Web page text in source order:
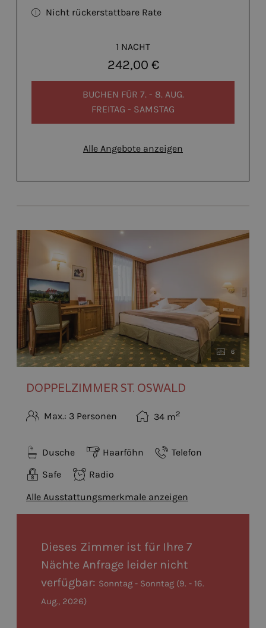
Nicht rückerstattbare Rate
1 NACHT
242,00 €
BUCHEN FÜR 7. - 8. AUG.
FREITAG - SAMSTAG
Alle Angebote anzeigen
6
DOPPELZIMMER ST. OSWALD
Max.: 3 Personen 34 m2
Dusche Haarföhn
Telefon
Safe
Radio
Alle Ausstattungsmerkmale anzeigen
Dieses Zimmer ist für Ihre 7
Nächte Anfrage leider nicht
verfügbar: Sonntag - Sonntag (9. - 16.
Aug., 2026)